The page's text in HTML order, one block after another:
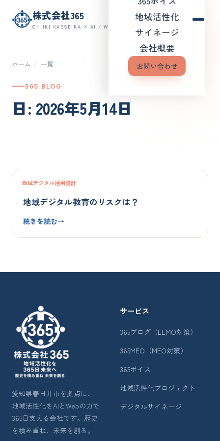
株式会社365
CHIIKI KASSEIKA × AI / WEB
地域活性化
サイネージ
会社概要
お問い合わせ
ホーム / 一覧
365 BLOG
日: 2026年5月14日
地域デジタル活用設計
2026.05.14
地域デジタル教育のリスクは？
続きを読む→
愛知県春日井市を拠点に、
地域活性化をAIとWebの力で
365日支える会社です。歴史
を積み重ね、未来を創る。
サービス
365ブログ（LLMO対策）
365MEO（MEO対策）
365ボイス
地域活性化プロジェクト
デジタルサイネージ